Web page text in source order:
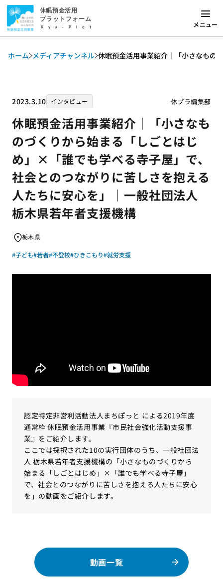
休眠預金活用
プラットフォーム
Kyu-Plat メニュー
ホーム メディアチャンネル 休眠預金活用事業紹介｜「小さなもの
2023.3.10 インタビュー 休プラ編集部
休眠預金活用事業紹介｜「小さなも
のづくりから始まる「しごとはじ
め」×「誰でも学べる寺子屋」で、
社会とのつながりに苦しさを抱える
人たちに安心を」｜一般社団法人
栃木県若年者支援機構
栃木県
#子ども#若者#不登校#ひきこもり#就労支援
認定特定非営利活動法人まちぽっと による2019年度
通常枠 休眠預金活用事業『市民社会強化活動支援事
業』をご紹介します。
ここでは採択された10の実行団体のうち、一般社団法
人 栃木県若年者支援機構の「小さなものづくりから
始まる「しごとはじめ」×「誰でも学べる寺子屋」
で、社会とのつながりに苦しさを抱える人たちに安心
を」の動画をご紹介します。
動画一覧